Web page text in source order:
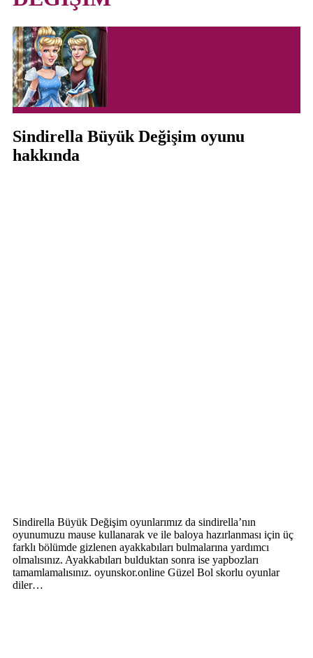
Sindirella Büyük Değişim oyunu
hakkında
Sindirella Büyük Değişim oyunlarımız da sindirella’nın
oyunumuzu mause kullanarak ve ile baloya hazırlanması için üç
farklı bölümde gizlenen ayakkabıları bulmalarına yardımcı
olmalısınız. Ayakkabıları bulduktan sonra ise yapbozları
tamamlamalısınız. oyunskor.online Güzel Bol skorlu oyunlar
diler…